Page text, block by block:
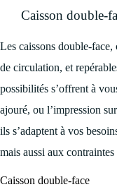
Caisson double-
Les caissons double-face,
de circulation, et
possibilités s’offrent à
ajouré, ou l’impression
ils s’adaptent à vos
mais aussi aux contraintes
Caisson double-face